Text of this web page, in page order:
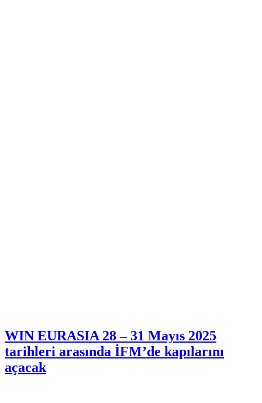
WIN EURASIA 28 – 31 Mayıs 2025
tarihleri arasında İFM’de kapılarını
açacak